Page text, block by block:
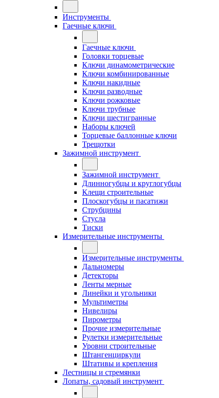
Инструменты
Гаечные ключи
Гаечные ключи
Головки торцевые
Ключи динамометрические
Ключи комбинированные
Ключи накидные
Ключи разводные
Ключи рожковые
Ключи трубные
Ключи шестигранные
Наборы ключей
Торцевые баллонные ключи
Трещотки
Зажимной инструмент
Зажимной инструмент
Длинногубцы и круглогубцы
Клещи строительные
Плоскогубцы и пасатижи
Струбцины
Стусла
Тиски
Измерительные инструменты
Измерительные инструменты
Дальномеры
Детекторы
Ленты мерные
Линейки и угольники
Мультиметры
Нивелиры
Пирометры
Прочие измерительные
Рулетки измерительные
Уровни строительные
Штангенциркули
Штативы и крепления
Лестницы и стремянки
Лопаты, садовый инструмент